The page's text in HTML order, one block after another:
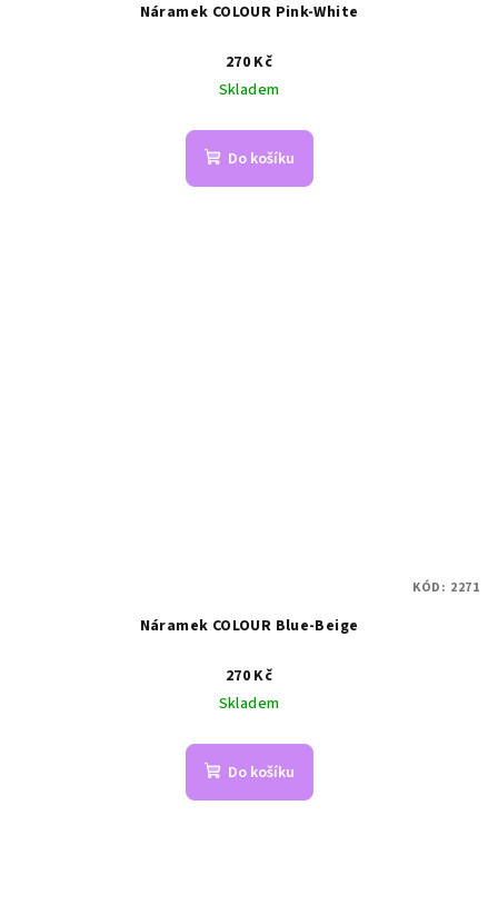
Náramek COLOUR Pink-White
270 Kč
Skladem
Do košíku
Náramek COLOUR Blue-Beige
270 Kč
Skladem
Do košíku
KÓD: 2271